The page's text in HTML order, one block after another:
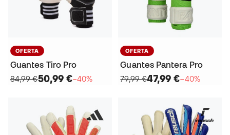
OFERTA
Guantes Tiro Pro
84,99 €50,99 €−40%
OFERTA
Guantes Pantera Pro
79,99 €47,99 €−40%